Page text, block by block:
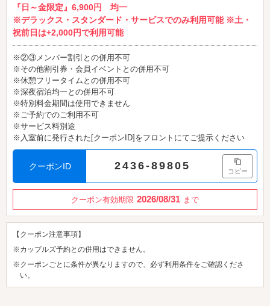
『日～金限定』6,900円 均一
※デラックス・スタンダード・サービスでのみ利用可能 ※土・
祝前日は+2,000円で利用可能
※②③メンバー割引との併用不可
※その他割引券・会員イベントとの併用不可
※休憩フリータイムとの併用不可
※深夜宿泊均一との併用不可
※特別料金期間は使用できません
※ご予約でのご利用不可
※サービス料別途
※入室前に発行された[クーポンID]をフロントにてご提示ください
クーポンID 2436-89805 コピー
クーポン有効期限 2026/08/31 まで
【クーポン注意事項】
※カップルズ予約との併用はできません。
※クーポンごとに条件が異なりますので、必ず利用条件をご確認くださ
い。